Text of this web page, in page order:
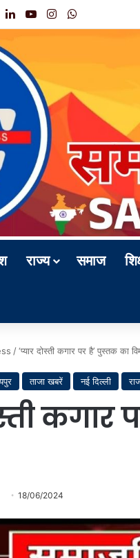
LinkedInYouTubeInstagram
राज्य समाज
/‘प्यार दोस्ती कगार पर है’ पुस्तक का
ताजा खबरें नई दिल्ली
18/06/2024